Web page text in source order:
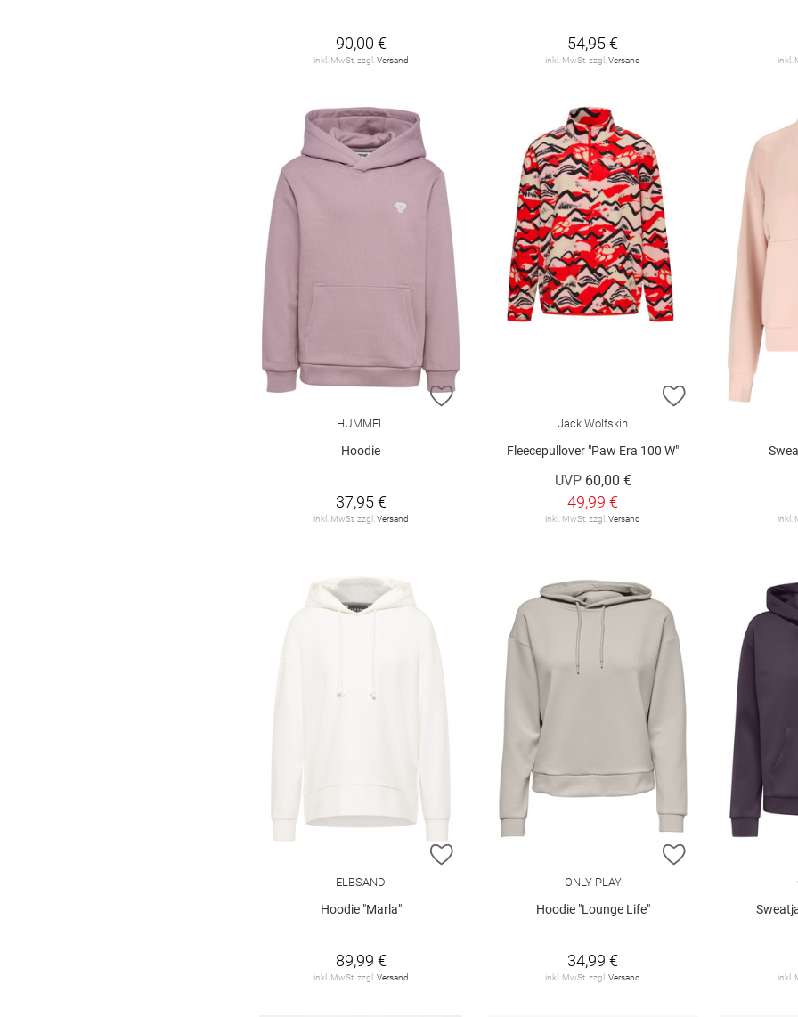
90,00 €
inkl. MwSt. zzgl. Versand
54,95 €
inkl. MwSt. zzgl.Versand inkl.
ZUR WUNSCHLISTE HINZUFÜGEN
HUMMEL
Hoodie
37,95 €
inkl. MwSt. zzgl. Versand
ZUR
Jack Wolfskin
Fleecepullover "Paw Era 100 W"
UVP 60,00 €
49,99 €
inkl. MwSt. zzgl.Versand inkl.
ZUR WUNSCHLISTE HINZUFÜGEN
ELBSAND
Hoodie "Marla"
89,99 €
inkl. MwSt. zzgl. Versand
ZUR
ONLY PLAY
Hoodie "Lounge Life"
34,99 €
inkl. MwSt. zzgl.Versand inkl.